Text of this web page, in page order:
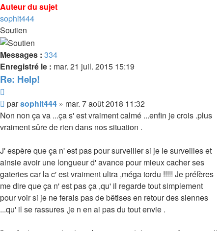
Auteur du sujet
sophit444
Soutien
Messages : 334
Enregistré le : mar. 21 juil. 2015 15:19
Re: Help!
Message
parsophit444 » mar. 7 août 2018 11:32
Non non ça va ...ça s' est vraiment calmé ...enfin je crois .plus
vraiment sûre de rien dans nos situation .
J' espère que ça n' est pas pour surveiller si je le surveilles et
ainsie avoir une longueur d' avance pour mieux cacher ses
gateries car la c' est vraiment ultra ,méga tordu !!!!! Je préfères
me dire que ça n' est pas ça ,qu' il regarde tout simplement
pour voir si je ne ferais pas de bêtises en retour des siennes
...qu' il se rassures ,je n en ai pas du tout envie .